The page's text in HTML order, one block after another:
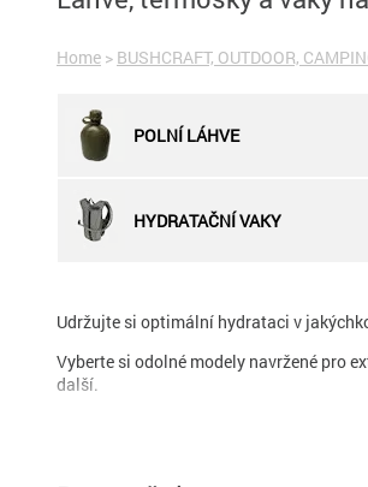
Home > BUSHCRAFT, OUTDOOR,
POLNÍ LÁHVE
HYDRATAČNÍ VAKY
Udržujte si optimální hydrataci v
Vyberte si odolné modely navržené pro
další.